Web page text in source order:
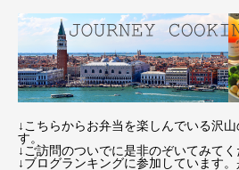
↓こちらからお弁当を楽しんでいる沢
す。
↓ご訪問のついでに是非のぞいてみてく
↓ブログランキングに参加しています